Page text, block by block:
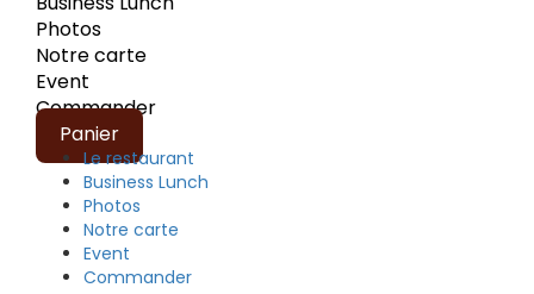
Photos
Notre carte
Event
Commander
Panier
Le restaurant
Business Lunch
Photos
Notre carte
Event
Commander